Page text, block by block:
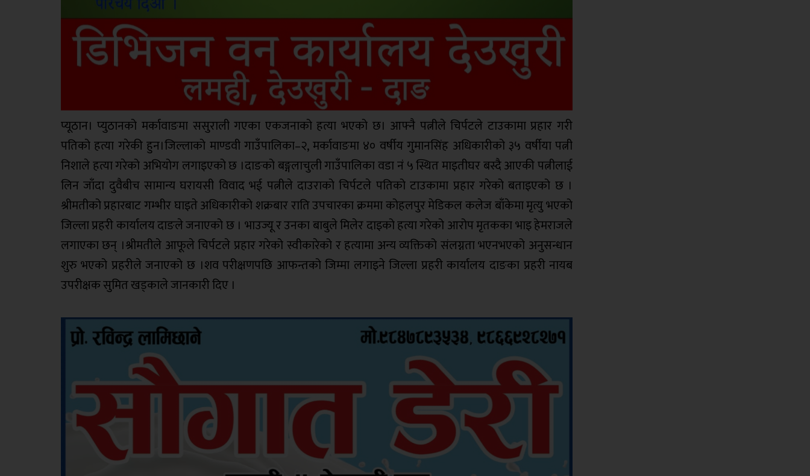
प्यूठान। प्युठानको मर्कावाङमा ससुराली गएका एकजनाको हत्या भएको छ। आफ्नै पत्नीले चिर्पटले टाउकामा प्रहार गरी
पतिको हत्या गरेकी हुन।जिल्लाको माण्डवी गाउँपालिका–२, मर्कावाङमा ४० वर्षीय गुमानसिंह अधिकारीको ३५ वर्षीया पत्नी
निशाले हत्या गरेको अभियोग लगाइएको छ ।दाङको बङ्गलाचुली गाउँपालिका वडा नं ५ स्थित माइतीघर बस्दै आएकी पत्नीलाई
लिन जाँदा दुवैबीच सामान्य घरायसी विवाद भई पत्नीले दाउराको चिर्पटले पतिको टाउकामा प्रहार गरेको बताइएको छ ।
श्रीमतीको प्रहारबाट गम्भीर घाइते अधिकारीको शक्रबार राति उपचारका क्रममा कोहलपुर मेडिकल कलेज बाँकेमा मृत्यु भएको
जिल्ला प्रहरी कार्यालय दाङले जनाएको छ । भाउज्यू र उनका बाबुले मिलेर दाइको हत्या गरेको आरोप मृतकका भाइ हेमराजले
लगाएका छन् ।श्रीमतीले आफूले चिर्पटले प्रहार गरेको स्वीकारेको र हत्यामा अन्य व्यक्तिको संलग्नता भएनभएको अनुसन्धान
शुरु भएको प्रहरीले जनाएको छ ।शव परीक्षणपछि आफन्तको जिम्मा लगाइने जिल्ला प्रहरी कार्यालय दाङका प्रहरी नायब
उपरीक्षक सुमित खड्काले जानकारी दिए ।